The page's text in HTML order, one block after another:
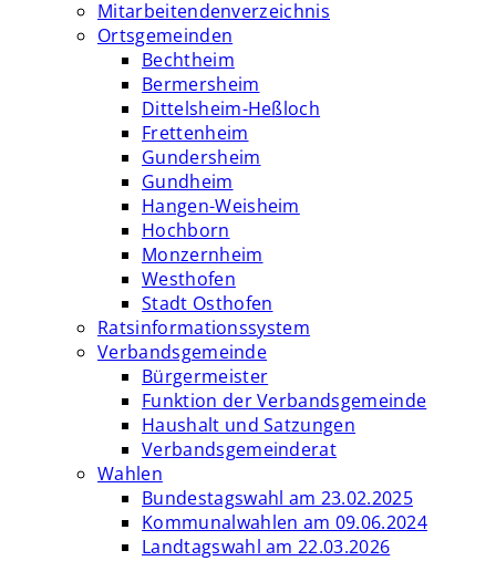
Mitarbeitendenverzeichnis
Ortsgemeinden
Bechtheim
Bermersheim
Dittelsheim-Heßloch
Frettenheim
Gundersheim
Gundheim
Hangen-Weisheim
Hochborn
Monzernheim
Westhofen
Stadt Osthofen
Ratsinformationssystem
Verbandsgemeinde
Bürgermeister
Funktion der Verbandsgemeinde
Haushalt und Satzungen
Verbandsgemeinderat
Wahlen
Bundestagswahl am 23.02.2025
Kommunalwahlen am 09.06.2024
Landtagswahl am 22.03.2026